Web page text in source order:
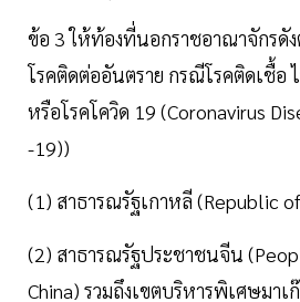
ข้อ 3 ให้ท้องที่นอกราชอาณาจักรดั
โรคติดต่ออันตราย กรณีโรคติดเชื้อ
หรือโรคโควิด 19 (Coronavirus
-19))
(1) สาธารณรัฐเกาหลี (Republic
(2) สาธารณรัฐประชาชนจีน
China) รวมถึงเขตบริหารพิเศษมาเ